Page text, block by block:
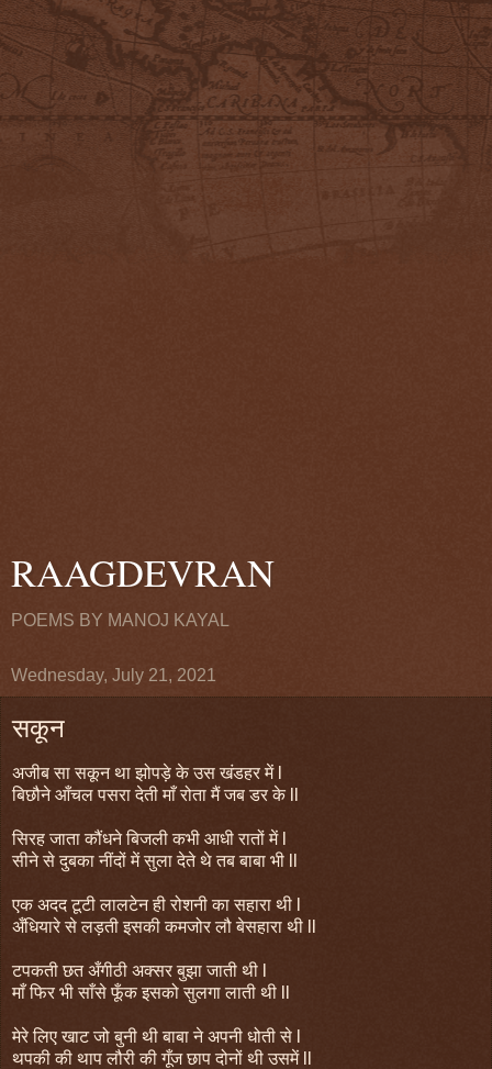
RAAGDEVRAN
POEMS BY MANOJ KAYAL
Wednesday, July 21, 2021
सकून
अजीब सा सकून था झोपड़े के उस खंडहर में l
बिछौने आँचल पसरा देती माँ रोता मैं जब डर के ll
सिरह जाता कौंधने बिजली कभी आधी रातों में l
सीने से दुबका नींदों में सुला देते थे तब बाबा भी ll
एक अदद टूटी लालटेन ही रोशनी का सहारा थी l
अँधियारे से लड़ती इसकी कमजोर लौ बेसहारा थी ll
टपकती छत अँगीठी अक्सर बुझा जाती थी l
माँ फिर भी साँसे फूँक इसको सुलगा लाती थी ll
मेरे लिए खाट जो बुनी थी बाबा ने अपनी धोती से l
थपकी की थाप लौरी की गूँज छाप दोनों थी उसमें ll